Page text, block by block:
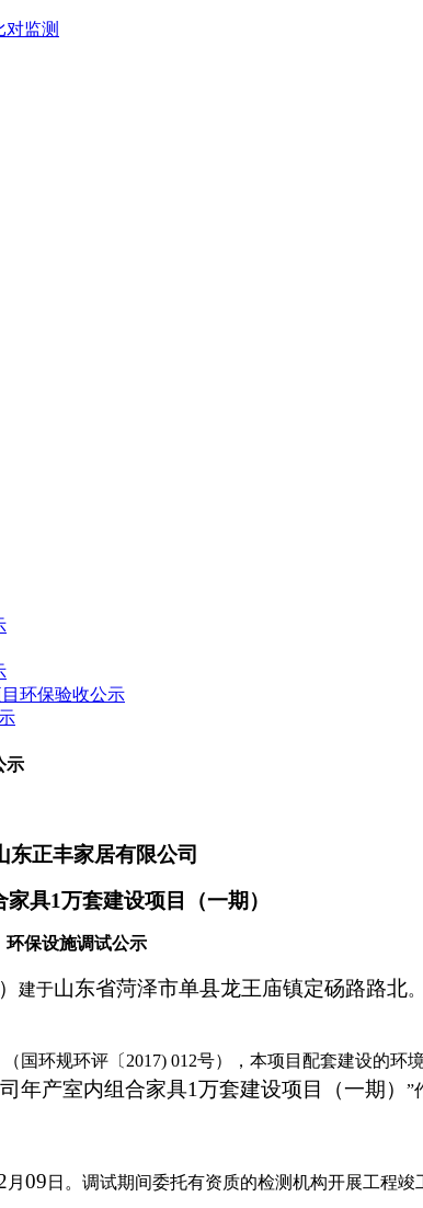
对监测
环保验收公示
示
东正丰家居有限公司
家具1万套建设项目（一期）
环保设施调试公示
建于山东省菏泽市单县龙王庙镇定砀路路北
国环规环评〔 2017) 012号），本项目配套建设的环
年产室内组合家具1万套建设项目（一期） ”
月 09 日。调试期间委托有资质的检测机构开展工程